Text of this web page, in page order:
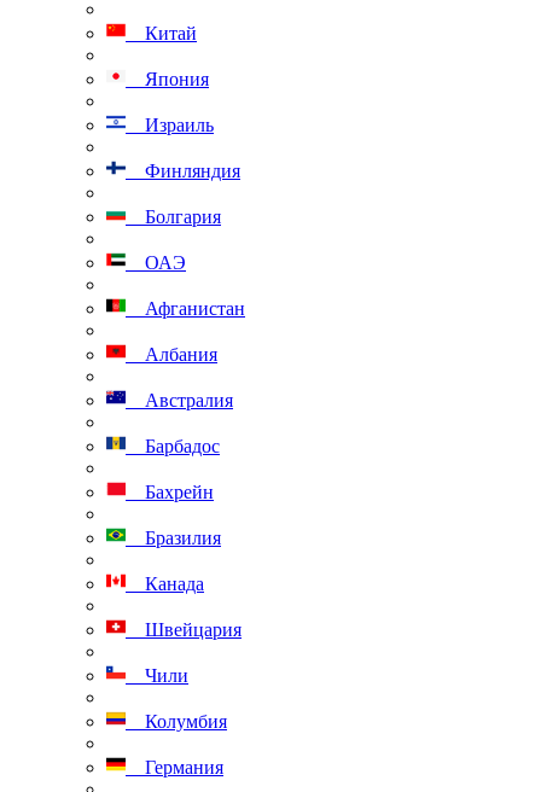
Китай
Япония
Израиль
Финляндия
Болгария
ОАЭ
Афганистан
Албания
Австралия
Барбадос
Бахрейн
Бразилия
Канада
Швейцария
Чили
Колумбия
Германия